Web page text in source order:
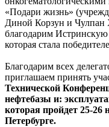
«Подари жизнь»
Диной Корзун и Чулпан
благодарим Истринскую
которая стала
Благодарим всех
приглашаем принять
Технической
нефтебазы и:
которая пройдет 25-26
Петербурге.